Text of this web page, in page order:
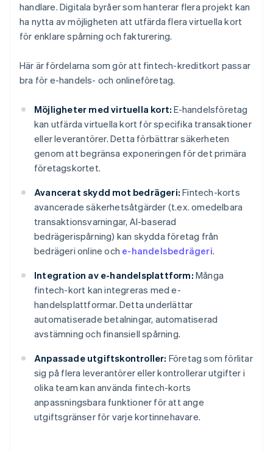
handlare. Digitala byråer som hanterar flera projekt kan
ha nytta av möjligheten att utfärda flera virtuella kort
för enklare spårning och fakturering.
Här är fördelarna som gör att fintech-kreditkort passar
bra för e-handels- och onlineföretag.
Möjligheter med virtuella kort: E-handelsföretag
kan utfärda virtuella kort för specifika transaktioner
eller leverantörer. Detta förbättrar säkerheten
genom att begränsa exponeringen för det primära
företagskortet.
Avancerat skydd mot bedrägeri: Fintech-korts
avancerade säkerhetsåtgärder (t.ex. omedelbara
transaktionsvarningar, AI-baserad
bedrägerispårning) kan skydda företag från
bedrägeri online och e-handelsbedrägeri.
Integration av e-handelsplattform: Många
fintech-kort kan integreras med e-
handelsplattformar. Detta underlättar
automatiserade betalningar, automatiserad
avstämning och finansiell spårning.
Anpassade utgiftskontroller: Företag som förlitar
sig på flera leverantörer eller kontrollerar utgifter i
olika team kan använda fintech-korts
anpassningsbara funktioner för att ange
utgiftsgränser för varje kortinnehavare.